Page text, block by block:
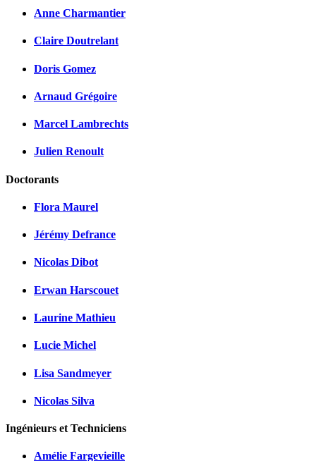
Anne Charmantier
Claire Doutrelant
Doris Gomez
Arnaud Grégoire
Marcel Lambrechts
Julien Renoult
Doctorants
Flora Maurel
Jérémy Defrance
Nicolas Dibot
Erwan Harscouet
Laurine Mathieu
Lucie Michel
Lisa Sandmeyer
Nicolas Silva
Ingénieurs et Techniciens
Amélie Fargevieille